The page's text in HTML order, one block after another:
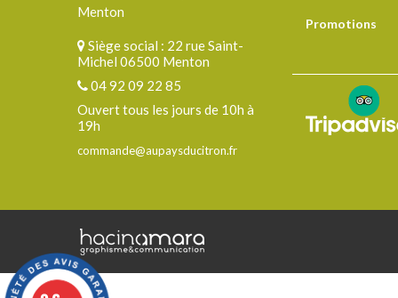
Menton
Siège social : 22 rue Saint-
Michel 06500 Menton
04 92 09 22 85
Ouvert tous les jours de 10h à
19h
commande@aupaysducitron.fr
Promotions